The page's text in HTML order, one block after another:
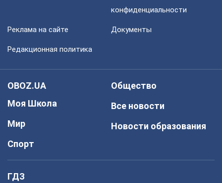
конфиденциальности
Реклама на сайте Документы
Редакционная политика
OBOZ.UA
Моя Школа
Мир
Спорт
Общество
Все новости
Новости образования
ГДЗ